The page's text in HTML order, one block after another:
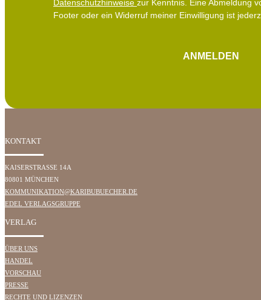
Datenschutzhinweise zur Kenntnis. Eine Abmeldung
Footer oder ein Widerruf meiner Einwilligung ist
ANMELDEN
KONTAKT
KAISERSTRASSE 14A
80801 MÜNCHEN
KOMMUNIKATION@KARIBUBUECHER.DE
EDEL VERLAGSGRUPPE
VERLAG
ÜBER UNS
HANDEL
VORSCHAU
PRESSE
RECHTE UND LIZENZEN